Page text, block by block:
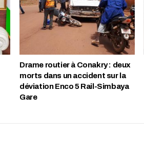
Drame routier à Conakry : deux
morts dans un accident sur la
déviation Enco 5 Rail-Simbaya
Gare